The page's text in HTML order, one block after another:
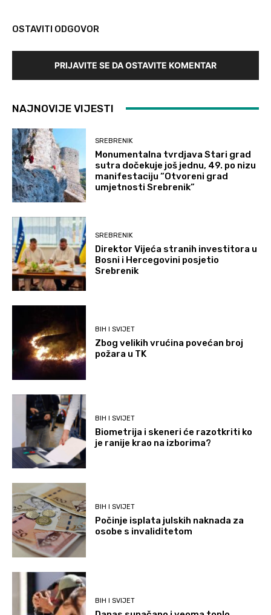
OSTAVITI ODGOVOR
PRIJAVITE SE DA OSTAVITE KOMENTAR
NAJNOVIJE VIJESTI
SREBRENIK
Monumentalna tvrdjava Stari grad
sutra dočekuje još jednu, 49. po nizu
manifestaciju “Otvoreni grad
umjetnosti Srebrenik”
SREBRENIK
Direktor Vijeća stranih investitora u
Bosni i Hercegovini posjetio
Srebrenik
BIH I SVIJET
Zbog velikih vrućina povećan broj
požara u TK
BIH I SVIJET
Biometrija i skeneri će razotkriti ko
je ranije krao na izborima?
BIH I SVIJET
Počinje isplata julskih naknada za
osobe s invaliditetom
BIH I SVIJET